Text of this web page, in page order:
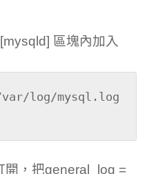
區塊內加入
log/mysql.log
開，把general_log =